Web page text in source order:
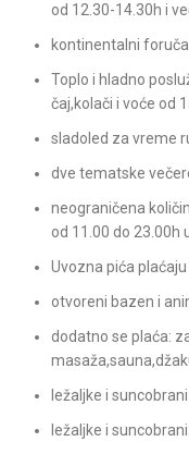
od 12.30-14.30h i
kontinentalni
Toplo i hladno
čaj,kolači i voće od
sladoled za vreme
dve tematske
neograničena
od 11.00 do 23.00h
Uvozna pića
otvoreni bazen i
dodatno se plaća:
ležaljke i
ležaljke i